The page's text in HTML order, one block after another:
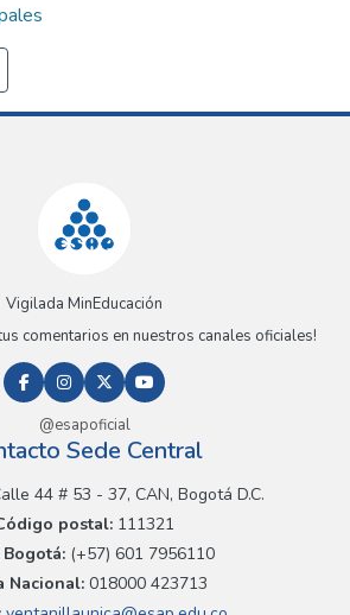
Vigilada MinEducación
comentarios en nuestros canales oficiales!
@esapoficial
Sede Central
44 # 53 - 37, CAN, Bogotá D.C.
postal: 111321
(+57) 601 7956110
Nacional: 018000 423713